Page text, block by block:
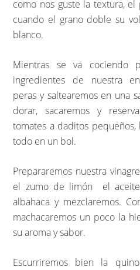
como nos guste la textura,
cuando el grano doble su
blanco.
Mientras se va cociendo
ingredientes de nuestra
peras y saltearemos en una
dorar, sacaremos y
tomates a daditos
todo en un bol.
Prepararemos nuestra
el zumo de limón el
albahaca y mezclaremos.
machacaremos un poco la
su aroma y sabor.
Escurriremos bien la